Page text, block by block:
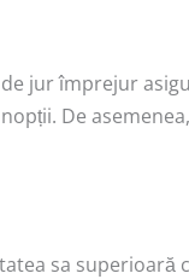
jur împrejur
De
sa superioară